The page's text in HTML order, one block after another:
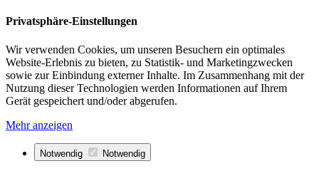
Privatsphäre-Einstellungen
Wir verwenden Cookies, um unseren Besuchern ein optimales
Website-Erlebnis zu bieten, zu Statistik- und Marketingzwecken
sowie zur Einbindung externer Inhalte. Im Zusammenhang mit der
Nutzung dieser Technologien werden Informationen auf Ihrem
Gerät gespeichert und/oder abgerufen.
Mehr anzeigen
Notwendig Notwendig